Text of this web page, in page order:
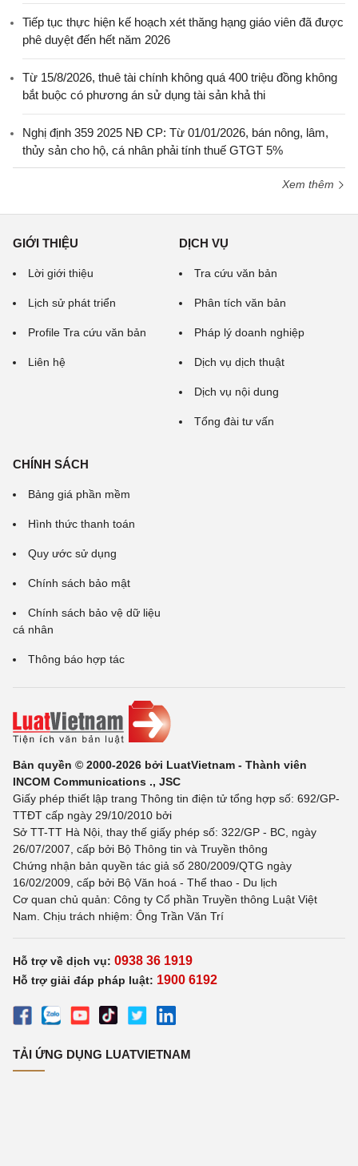
Tiếp tục thực hiện kế hoạch xét thăng hạng giáo viên đã được
phê duyệt đến hết năm 2026
Từ 15/8/2026, thuê tài chính không quá 400 triệu đồng không
bắt buộc có phương án sử dụng tài sản khả thi
Nghị định 359 2025 NĐ CP: Từ 01/01/2026, bán nông, lâm,
thủy sản cho hộ, cá nhân phải tính thuế GTGT 5%
Xem thêm
GIỚI THIỆU
Lời giới thiệu
Lịch sử phát triển
Profile Tra cứu văn bản
Liên hệ
DỊCH VỤ
Tra cứu văn bản
Phân tích văn bản
Pháp lý doanh nghiệp
Dịch vụ dịch thuật
Dịch vụ nội dung
Tổng đài tư vấn
CHÍNH SÁCH
Bảng giá phần mềm
Hình thức thanh toán
Quy ước sử dụng
Chính sách bảo mật
Chính sách bảo vệ dữ liệu
cá nhân
Thông báo hợp tác
Bản quyền © 2000-2026 bởi LuatVietnam - Thành viên
INCOM Communications ., JSC
Giấy phép thiết lập trang Thông tin điện tử tổng hợp số: 692/GP-
TTĐT cấp ngày 29/10/2010 bởi
Sở TT-TT Hà Nội, thay thế giấy phép số: 322/GP - BC, ngày
26/07/2007, cấp bởi Bộ Thông tin và Truyền thông
Chứng nhận bản quyền tác giả số 280/2009/QTG ngày
16/02/2009, cấp bởi Bộ Văn hoá - Thể thao - Du lịch
Cơ quan chủ quản: Công ty Cổ phần Truyền thông Luật Việt
Nam. Chịu trách nhiệm: Ông Trần Văn Trí
Hỗ trợ về dịch vụ: 0938 36 1919
Hỗ trợ giải đáp pháp luật: 1900 6192
TẢI ỨNG DỤNG LUATVIETNAM